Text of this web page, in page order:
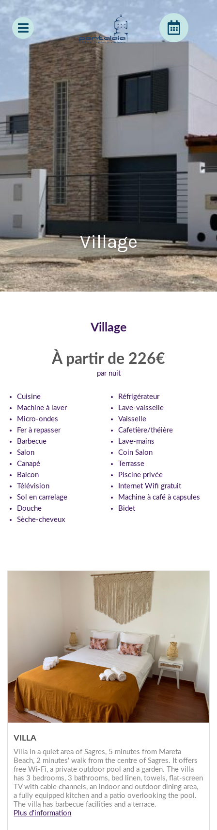
Village
Village
À partir de 226€
par nuit
Cuisine
Réfrigérateur
Machine à laver
Lave-vaisselle
Micro-ondes
Vaisselle
Fer à repasser
Cafetière/théière
Barbecue
Lave-mains
Salon
Coin Salon
Canapé
Terrasse
Balcon
Piscine privée
Télévision
Internet Wifi gratuit
Sol en carrelage
Machine à café à capsules
Douche
Bidet
Sèche-cheveux
VILLA
Villa in a quiet area of Sagres, 5 minutes from Mareta
Beach, 2 minutes' walk from the centre of Sagres. It offers
free Wi-Fi, a private outdoor pool and a garden. The villa
has 3 bedrooms, 3 bathrooms, bed linen, towels, flat-screen
TV with cable channels, an indoor and outdoor dining area,
a fully equipped kitchen and a patio overlooking the pool.
The villa has barbecue facilities and a terrace.
Plus d'information